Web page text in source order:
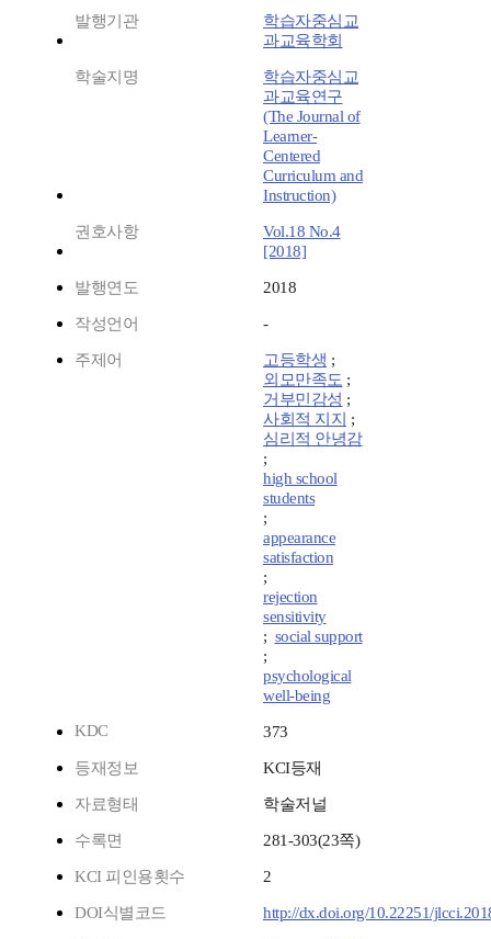
발행기관
학습자중심교
과교육학회
학술지명
학습자중심교
과교육연구
(The Journal of
Learner-
Centered
Curriculum and
Instruction)
권호사항
Vol.18 No.4
[2018]
발행연도 2018
작성언어 -
주제어 고등학생 ;
외모만족도 ;
거부민감성 ;
사회적 지지 ;
심리적 안녕감
;
high school
students
;
appearance
satisfaction
;
rejection
sensitivity
; social support
;
psychological
well-being
KDC
373
등재정보 KCI등재
자료형태 학술저널
수록면 281-303(23쪽)
KCI 피인용횟수 2
DOI식별코드 http://dx.doi.org/10.22251/